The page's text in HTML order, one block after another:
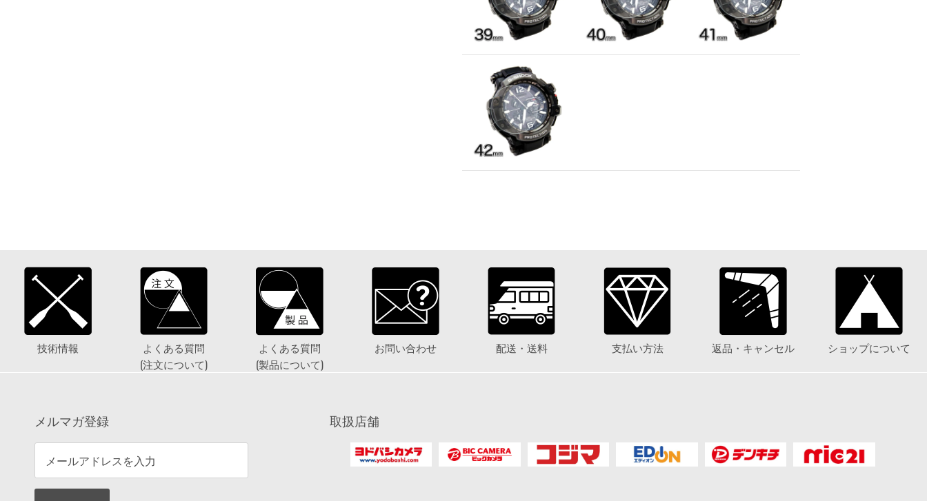
技術情報
よくある質問
(注文について)
よくある質問
(製品について)
お問い合わせ 配送・送料 支払い方法 返品・キャンセル ショップについて
メルマガ登録 取扱店舗